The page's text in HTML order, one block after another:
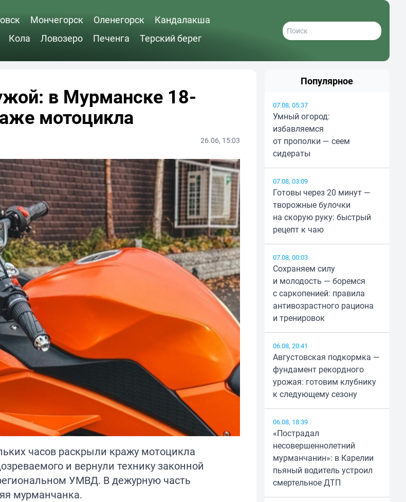
Мончегорск Оленегорск
Кандалакша
Кола Ловозеро Печенга Терский берег
в Мурманске 18-
мотоцикла
26.06, 15:03
часов раскрыли кражу мотоцикла
и вернули технику законной
УМВД. В дежурную часть
мурманчанка.
Популярное
07.08, 05:37
Умный огород:
избавляемся
от прополки — сеем
сидераты
07.08, 03:09
Готовы через 20 минут —
творожные булочки
на скорую руку: быстрый
рецепт к чаю
07.08, 00:03
Сохраняем силу
и молодость — боремся
с саркопенией: правила
антивозрастного рациона
и тренировок
06.08, 20:41
Августовская подкормка —
фундамент рекордного
урожая: готовим клубнику
к следующему сезону
06.08, 18:39
«Пострадал
несовершеннолетний
мурманчанин»: в Карелии
пьяный водитель устроил
смертельное ДТП